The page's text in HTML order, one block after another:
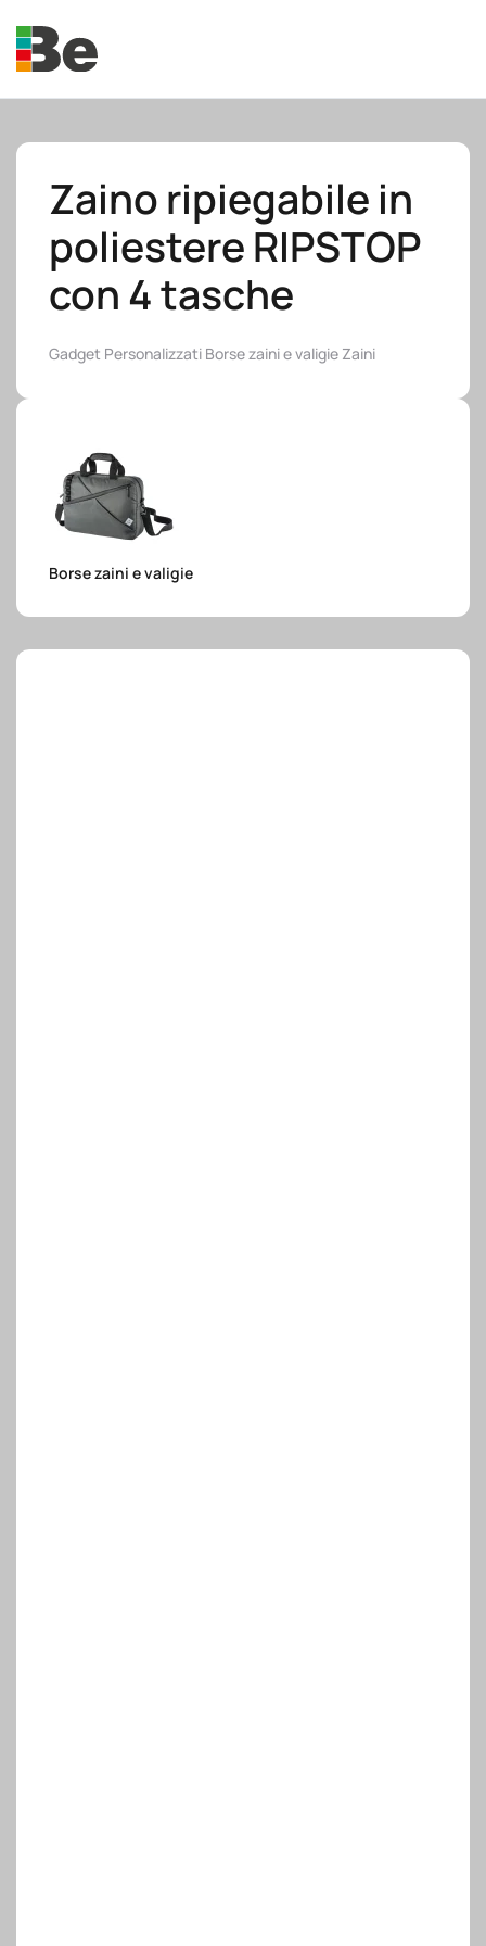
Skip to main content
Zaino ripiegabile in
poliestere RIPSTOP
con 4 tasche
Gadget Personalizzati Borse zaini e valigie Zaini
Borse zaini e valigie